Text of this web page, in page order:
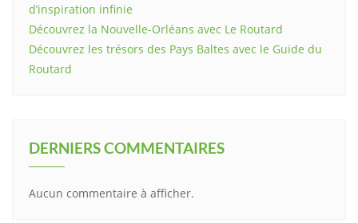
d’inspiration infinie
Découvrez la Nouvelle-Orléans avec Le Routard
Découvrez les trésors des Pays Baltes avec le Guide du
Routard
DERNIERS COMMENTAIRES
Aucun commentaire à afficher.